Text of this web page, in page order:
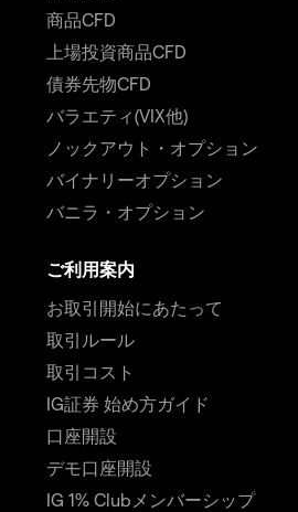
商品CFD
上場投資商品CFD
債券先物CFD
バラエティ(VIX他)
ノックアウト・オプション
バイナリーオプション
バニラ・オプション
ご利用案内
お取引開始にあたって
取引ルール
取引コスト
IG証券 始め方ガイド
口座開設
デモ口座開設
IG 1% Clubメンバーシップ